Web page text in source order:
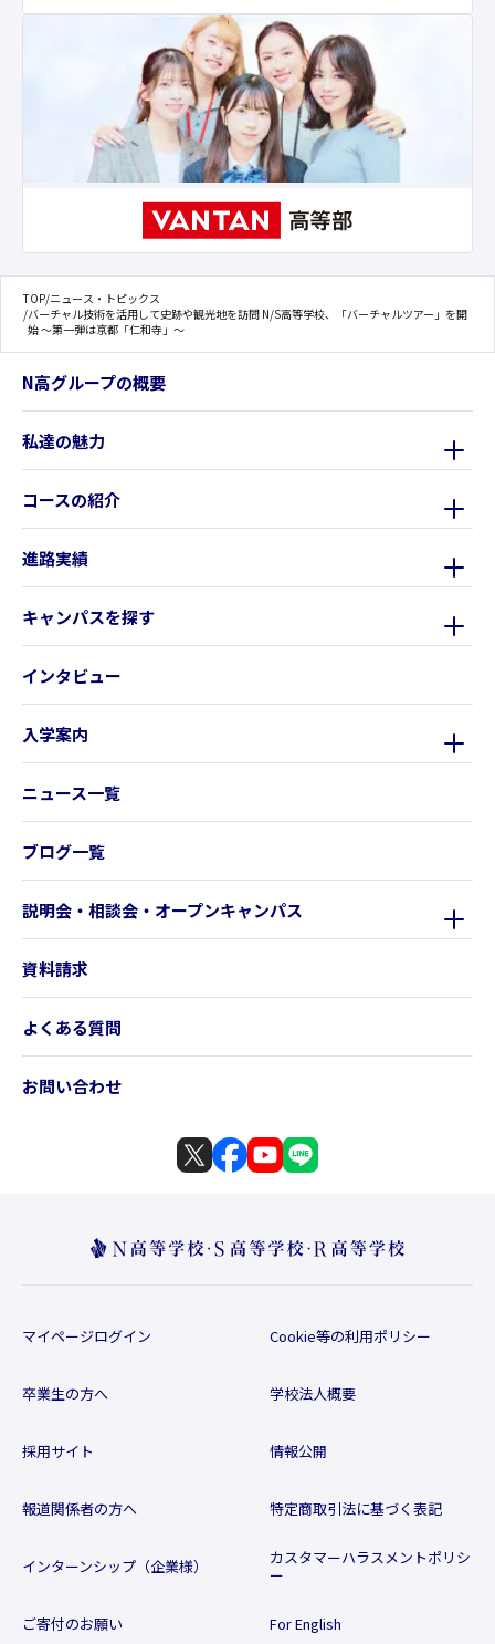
TOP/ニュース・トピックス
/バーチャル技術を活用して史跡や観光地を訪問 N/S高等学校、「バーチャルツアー」を開
始 ～第一弾は京都「仁和寺」～
N高グループの概要
私達の魅力
コースの紹介
進路実績
キャンパスを探す
インタビュー
入学案内
ニュース一覧
ブログ一覧
説明会・相談会・オープンキャンパス
資料請求
よくある質問
お問い合わせ
マイページログイン
卒業生の方へ
採用サイト
報道関係者の方へ
インターンシップ（企業様）
ご寄付のお願い
Cookie等の利用ポリシー
学校法人概要
情報公開
特定商取引法に基づく表記
カスタマーハラスメントポリシ
ー
For English